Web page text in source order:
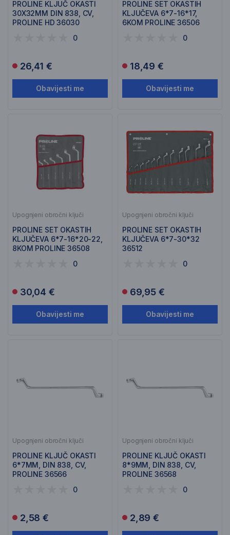
PROLINE KLJUČ OKASTI
30X32MM DIN 838, CV,
PROLINE HD 36030
0
26,41 €
Obavijesti me
PROLINE SET OKASTIH
KLJUČEVA 6*7-16*17,
6KOM PROLINE 36506
0
18,49 €
Obavijesti me
Upognjeni obročni ključi
PROLINE SET OKASTIH
KLJUČEVA 6*7-16*20-22,
8KOM PROLINE 36508
0
30,04 €
Obavijesti me
Upognjeni obročni ključi
PROLINE SET OKASTIH
KLJUČEVA 6*7-30*32
36512
0
69,95 €
Obavijesti me
Upognjeni obročni ključi
PROLINE KLJUČ OKASTI
6*7MM, DIN 838, CV,
PROLINE 36566
0
2,58 €
Upognjeni obročni ključi
PROLINE KLJUČ OKASTI
8*9MM, DIN 838, CV,
PROLINE 36568
0
2,89 €